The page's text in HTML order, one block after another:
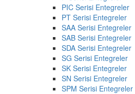
PIC Serisi Entegreler
PT Serisi Entegreler
SAA Serisi Entegreler
SAB Serisi Entegreler
SDA Serisi Entegreler
SG Serisi Entegreler
SK Serisi Entegreler
SN Serisi Entegreler
SPM Serisi Entegreler